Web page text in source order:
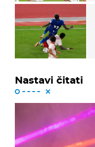
Nastavi čitati